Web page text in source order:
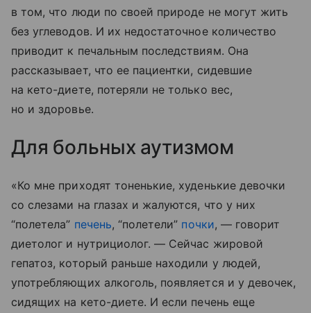
в том, что люди по своей природе не могут жить
без углеводов. И их недостаточное количество
приводит к печальным последствиям. Она
рассказывает, что ее пациентки, сидевшие
на кето-диете, потеряли не только вес,
но и здоровье.
Для больных аутизмом
«Ко мне приходят тоненькие, худенькие девочки
со слезами на глазах и жалуются, что у них
“полетела” печень, “полетели” почки, — говорит
диетолог и нутрициолог. — Сейчас жировой
гепатоз, который раньше находили у людей,
употребляющих алкоголь, появляется и у девочек,
сидящих на кето-диете. И если печень еще